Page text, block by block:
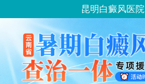
昆明白癜风医院